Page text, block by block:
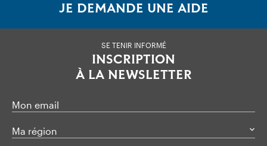
JE DEMANDE UNE AIDE
SE TENIR INFORMÉ
INSCRIPTION
À LA NEWSLETTER
Mon email
Ma région